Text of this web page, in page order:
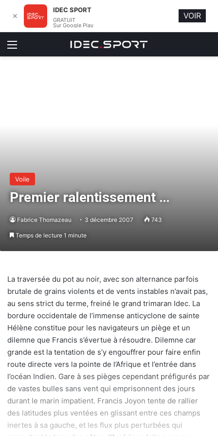
Menu
Voile
Premier ralentissement …
Fabrice Thomazeau 3 décembre 2007 743
Temps de lecture 1 minute
La traversée du pot au noir, avec son alternance parfois
brutale de grains violents et de vents instables n’avait pas,
au sens strict du terme, freiné le grand trimaran Idec. La
bordure occidentale de l’immense anticyclone de sainte
Hélène constitue pour les navigateurs un piège et un
dilemne que Francis s’évertue à résoudre. Dilemne car
grande est la tentation de s’y engouffrer pour faire enfin
route directe vers la pointe de l’Afrique et l’entrée dans
l’océan Indien. Gare à ses pièges cependant préfigurés par
de vastes bulles sans vent qui emprisonnent des jours
durant le marin impatient. Francis Joyon tente de rallier
des latitudes plus ventées en glissant entre ces champs
inertes à sa gauche, et les flux plus perturbées qui
✕
IDEC SPORT
GRATUIT
Sur Google Play
VOIR